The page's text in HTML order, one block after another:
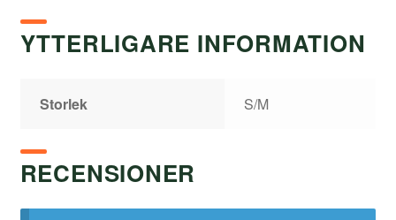
YTTERLIGARE INFORMATION
Storlek S/M
RECENSIONER